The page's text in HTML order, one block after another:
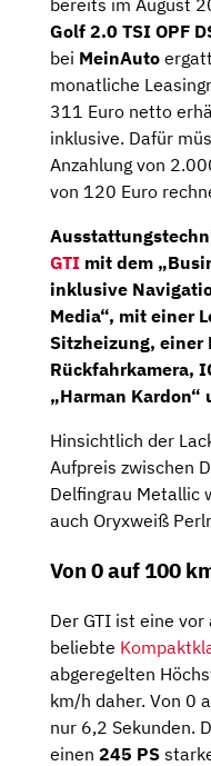
bereits im August
Golf 2.0 TSI OPF
bei MeinAuto
monatliche
311 Euro netto
inklusive. Dafür
Anzahlung von
von 120 Euro
GTI mit dem
inklusive
Media“, mit einer
Sitzheizung,
Rückfahrkamera,
„Harman
Hinsichtlich der
Aufpreis zwischen
Delfingrau Metallic
auch Oryxweiß
Von 0 auf 100
Der GTI ist eine
beliebte
abgeregelten
km/h daher. Von 0
nur 6,2 Sekunden.
einen 245 PS